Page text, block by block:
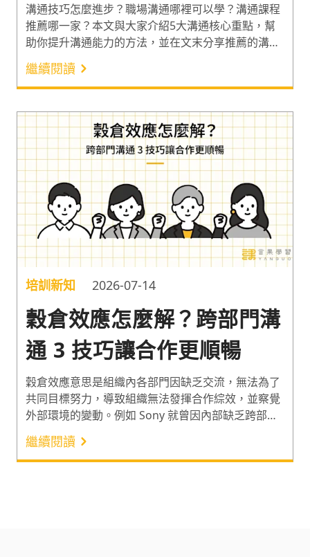
溝通技巧怎麼進步？職場溝通哪裡可以學？溝通課程
推薦哪一家？本文與大家介紹5大溝通核心重點，幫
助你提升溝通能力的方法，並在文末分享推薦的溝通
技巧課程，有效的解決溝通上瓶頸！
繼續閱讀
培訓新知 2026-07-14
穀倉效應怎麼解？跨部門溝
通 3 技巧讓合作更順暢
穀倉效應意思是組織內各部門因缺乏交流，無法為了
共同目標努力，導致組織無法發揮合作綜效，並察覺
外部環境的變動。例如 Sony 就曾因內部缺乏跨部門
溝通協調與合作，不同部門開發出雷同的產品，因而
面臨巨額虧損¹。因此以下分享 Meta 突破穀倉效應的
例子，以及防範穀倉效應的跨部門溝通 3 技巧與案
繼續閱讀